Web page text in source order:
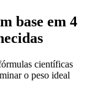
base em 4
científicas
o peso ideal